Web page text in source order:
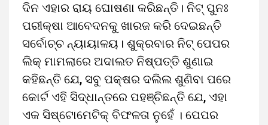
ଦିନ ଏହାର ରାୟ ଘୋଷଣା କରିଛନ୍ତି। ନିଟ୍ ପୁନଃ
ପରୀକ୍ଷା ଆବେଦନକୁ ଖାରଜ କରି ଦେଇଛନ୍ତି
ସର୍ବୋଚ୍ଚ ନ୍ୟାୟାଳୟ। ଶୁକ୍ରବାର ନିଟ୍ ପେପର
ଲିକ୍ ମାମଲାରେ ଅଦାଲତ ନିଷ୍ପତ୍ତି ଶୁଣାଇ
କହିଛନ୍ତି ଯେ, ସବୁ ପକ୍ଷର ଦଲିଲ ଶୁଣିବା ପରେ
କୋର୍ଟ ଏହି ସିଦ୍ଧାନ୍ତରେ ପହଞ୍ଚିଛନ୍ତି ଯେ, ଏହା
ଏକ ସିଷ୍ଟୋମେଟିକ୍ ବିଫଳତା ନୁହେଁ । ପେପର